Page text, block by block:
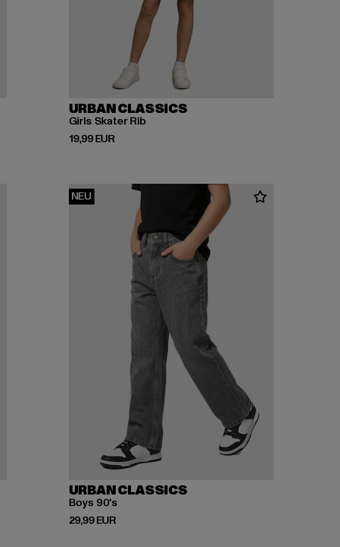
URBAN CLASSICS
Girls Skater Rib
19,99 EUR
Derzeitiger Preis: 19,99 EUR
NEU
URBAN CLASSICS
Boys 90's
29,99 EUR
Derzeitiger Preis: 29,99 EUR